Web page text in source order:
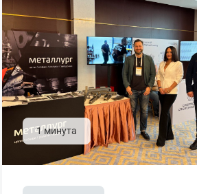
регионального совета РО ООО
«СоюзМаш России» Общение с
представителями "ГАЗ" позволило
понять, что мы находимся на
правильном пути!
1 минута